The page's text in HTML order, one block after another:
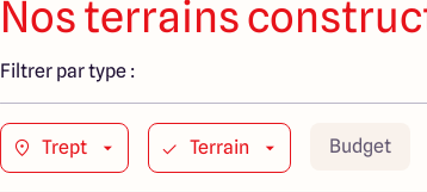
Nos terrains
Filtrer par type :
Trept Terrain Budget